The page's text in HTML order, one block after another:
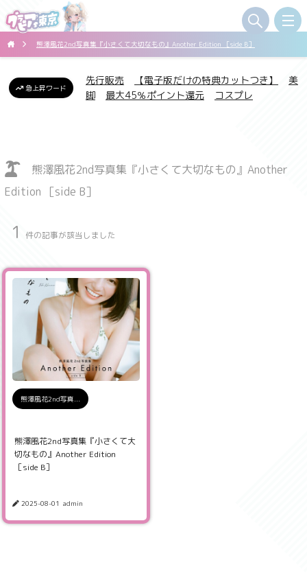
熊澤風花2nd写真集『小さくて大切なもの』Another Edition ［side B］
急上昇ワード
先行販売 【電子版だけの特典カットつき】
美
脚
最大45％ポイント還元 コスプレ
熊澤風花2nd写真集『小さくて大切なもの』Another
Edition ［side B］
1 件の記事が該当しました
熊澤風花2nd写真...
熊澤風花2nd写真集『小さくて大
切なもの』Another Edition
［side B］
2025-08-01 admin